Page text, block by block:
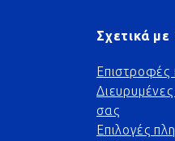
Σχετικά
Επιστροφές
σας
Επιλογές